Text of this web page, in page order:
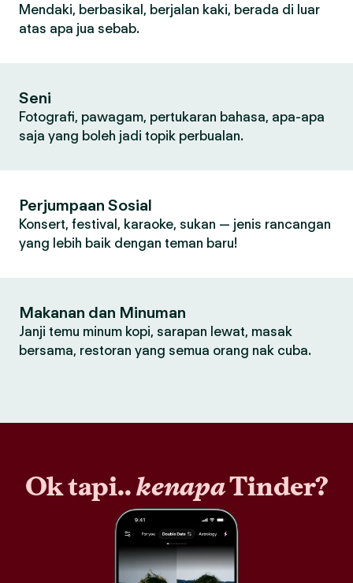
Mendaki, berbasikal, berjalan kaki, berada di luar
atas apa jua sebab.
Seni
Fotografi, pawagam, pertukaran bahasa, apa-apa
saja yang boleh jadi topik perbualan.
Perjumpaan Sosial
Konsert, festival, karaoke, sukan — jenis rancangan
yang lebih baik dengan teman baru!
Makanan dan Minuman
Janji temu minum kopi, sarapan lewat, masak
bersama, restoran yang semua orang nak cuba.
Ok tapi..kenapaTinder?